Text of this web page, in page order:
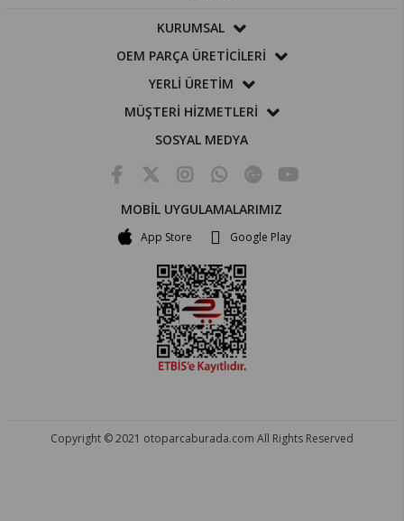
KURUMSAL
OEM PARÇA ÜRETİCİLERİ
YERLİ ÜRETİM
MÜŞTERİ HİZMETLERİ
SOSYAL MEDYA
MOBİL UYGULAMALARIMIZ
App Store Google Play
Copyright © 2021 otoparcaburada.com All Rights Reserved